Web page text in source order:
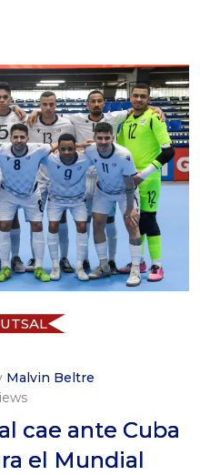
Malvin Beltre
cae ante Cuba
el Mundial